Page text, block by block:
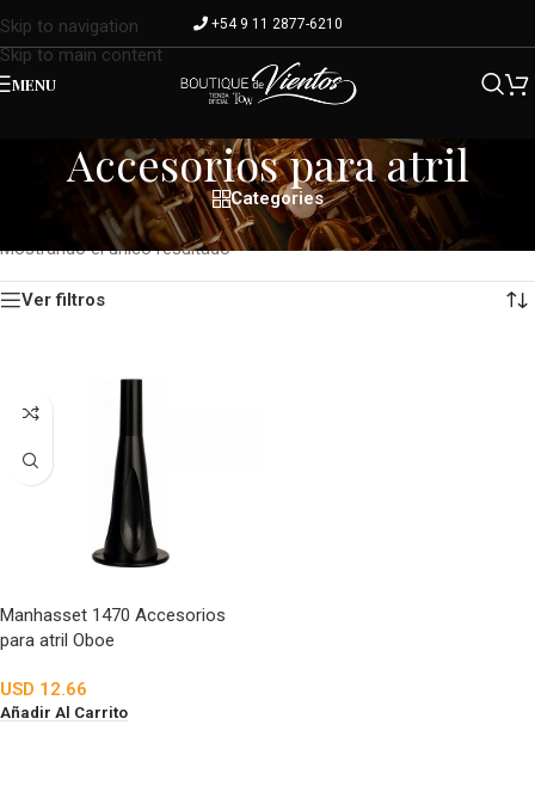
Skip to navigation
Skip to main content
+54 9 11 2877-6210
MENU
Accesorios para atril
Categories
Accesorios para maderas/Oboe/Accesorios para atril
Mostrando el único resultado
Ver filtros
Manhasset 1470 Accesorios
para atril Oboe
USD 12.66
Añadir Al Carrito